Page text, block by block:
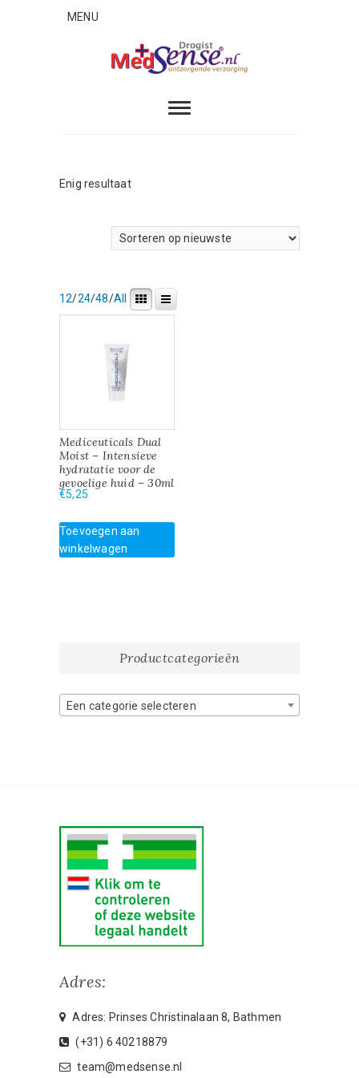
MENU
Enig resultaat
12/24/48/All
Mediceuticals Dual
Moist – Intensieve
hydratatie voor de
gevoelige huid – 30ml
€5,25
Toevoegen aan
winkelwagen
Productcategorieën
Een categorie selecteren
Adres:
Adres: Prinses Christinalaan 8, Bathmen
(+31) 6 40218879
team@medsense.nl